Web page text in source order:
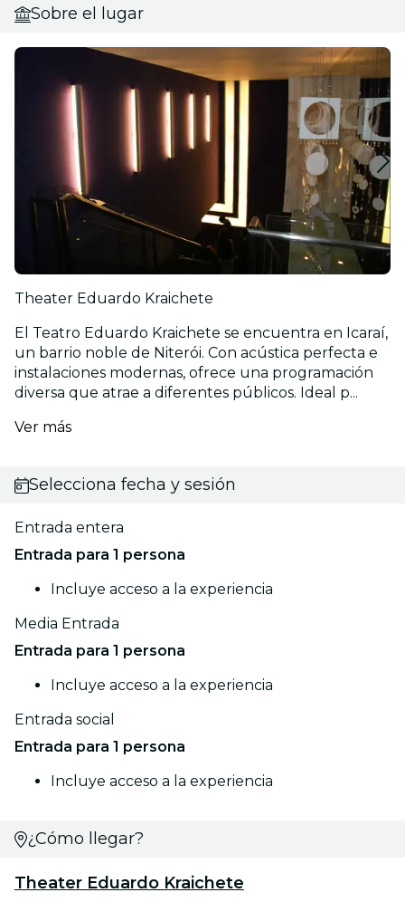
Sobre el lugar
Theater Eduardo Kraichete
El Teatro Eduardo Kraichete se encuentra en Icaraí,
un barrio noble de Niterói. Con acústica perfecta e
instalaciones modernas, ofrece una programación
diversa que atrae a diferentes públicos. Ideal p...
Ver más
Selecciona fecha y sesión
Entrada entera
Entrada para 1 persona
Incluye acceso a la experiencia
Media Entrada
Entrada para 1 persona
Incluye acceso a la experiencia
Entrada social
Entrada para 1 persona
Incluye acceso a la experiencia
¿Cómo llegar?
Theater Eduardo Kraichete